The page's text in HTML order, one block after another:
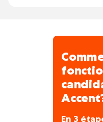
En 3